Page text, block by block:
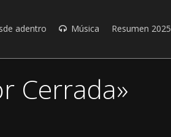
adentro Música Resumen 2025
Cerrada»